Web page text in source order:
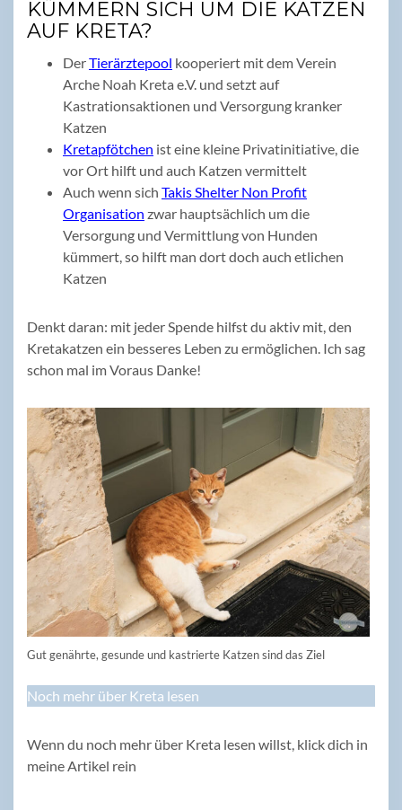
KÜMMERN SICH UM DIE KATZEN
AUF KRETA?
DerTierärztepool kooperiert mit dem Verein
Arche Noah Kreta e.V. und setzt auf
Kastrationsaktionen und Versorgung kranker
Katzen
Kretapfötchen ist eine kleine Privatinitiative, die
vor Ort hilft und auch Katzen vermittelt
Auch wenn sich Takis Shelter Non Profit
Organisation zwar hauptsächlich um die
Versorgung und Vermittlung von Hunden
kümmert, so hilft man dort doch auch etlichen
Katzen
Denkt daran: mit jeder Spende hilfst du aktiv mit, den
Kretakatzen ein besseres Leben zu ermöglichen. Ich sag
schon mal im Voraus Danke!
Gut genährte, gesunde und kastrierte Katzen sind das Ziel
Noch mehr über Kreta lesen
Wenn du noch mehr über Kreta lesen willst, klick dich in
meine Artikel rein